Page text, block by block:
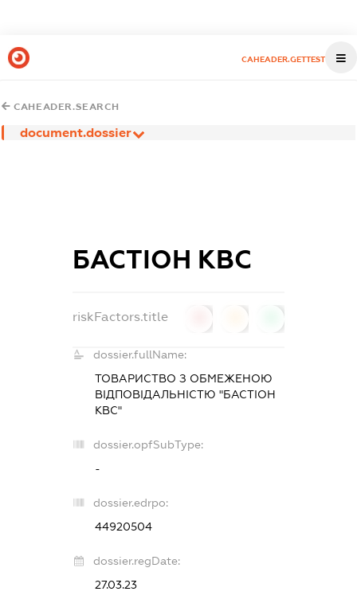
CAHEADER.GETTEST
CAHEADER.SEARCH
document.dossier
БАСТІОН КВС
riskFactors.title
dossier.fullName:
ТОВАРИСТВО З ОБМЕЖЕНОЮ
ВІДПОВІДАЛЬНІСТЮ "БАСТІОН
КВС"
dossier.opfSubType:
-
dossier.edrpo:
44920504
dossier.regDate:
27.03.23